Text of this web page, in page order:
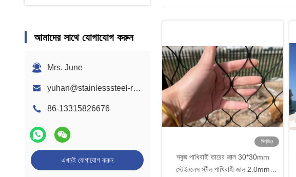
আমাদের সাথে যোগাযোগ করুন
Mrs. June
yuhan@stainlesssteel-ropemesh.com
86-13315826676
এখনই যোগাযোগ করুন
ভিডিও
সবুজ পাখিবাহী তারের জাল 30*30mm
স্টেইনলেস স্টীল পাখিবাহী জাল 2.0mm